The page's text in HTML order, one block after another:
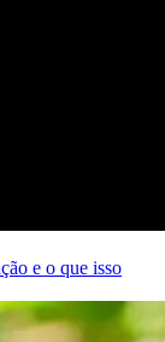
e o que isso